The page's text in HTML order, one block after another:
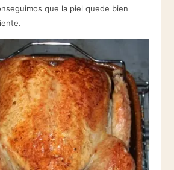
que la piel quede bien